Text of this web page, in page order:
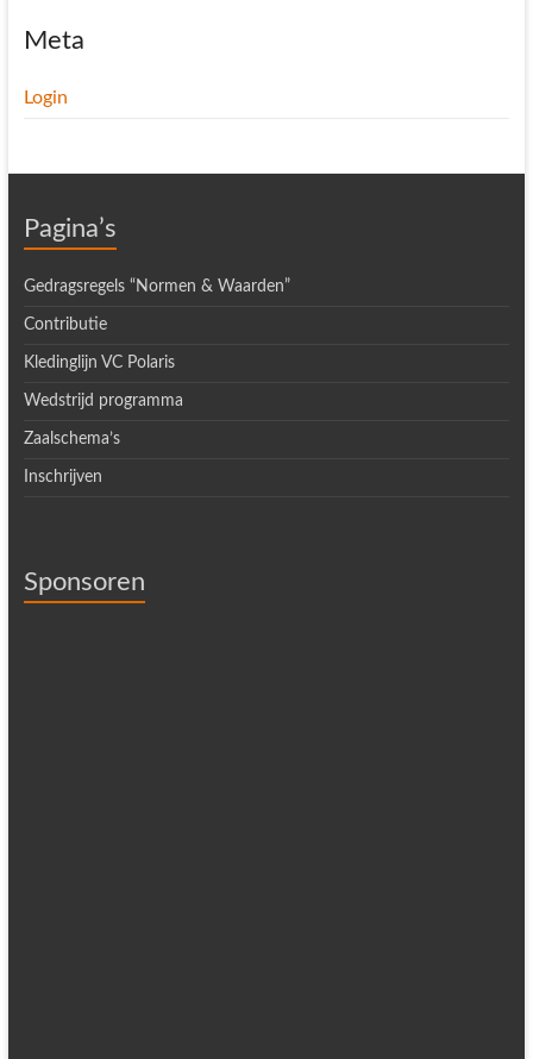
Meta
Login
Pagina’s
Gedragsregels “Normen & Waarden”
Contributie
Kledinglijn VC Polaris
Wedstrijd programma
Zaalschema’s
Inschrijven
Sponsoren